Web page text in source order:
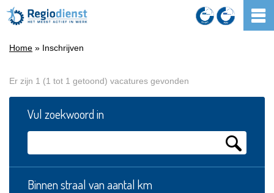
Home » Inschrijven
Er zijn 1 (1 tot 1 getoond) vacatures gevonden
Vul zoekwoord in
Binnen straal van aantal km